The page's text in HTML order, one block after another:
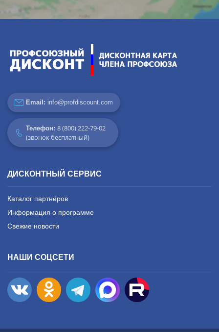
Email: info@profdiscount.com
Телефон: 8 (800) 222-79-02
(звонок бесплатный)
ДИСКОНТНЫЙ СЕРВИС
Каталог партнёров
Информация о программе
Свежие новости
НАШИ СОЦСЕТИ